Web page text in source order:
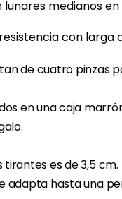
medianos
con larga
de cuatro pinzas
en una caja
tirantes es de 3,5
adapta hasta una